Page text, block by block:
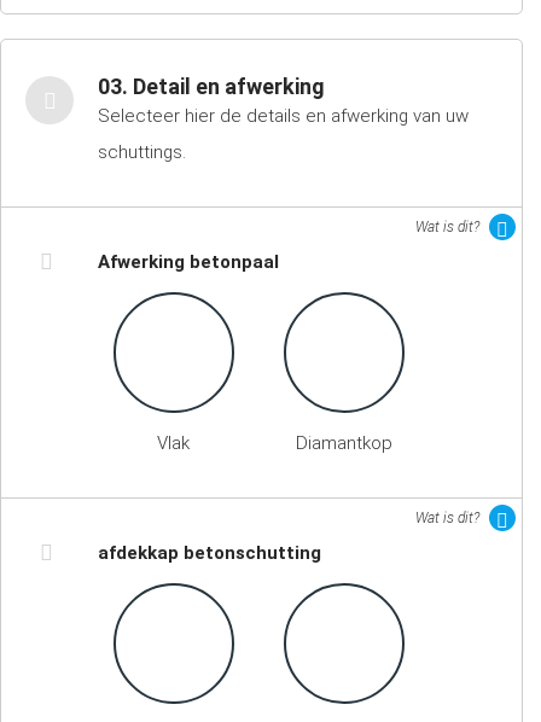
03. Detail en afwerking
Selecteer hier de details en afwerking van uw
schuttings.
Wat is dit?
Afwerking betonpaal
Vlak Diamantkop
Wat is dit?
afdekkap betonschutting